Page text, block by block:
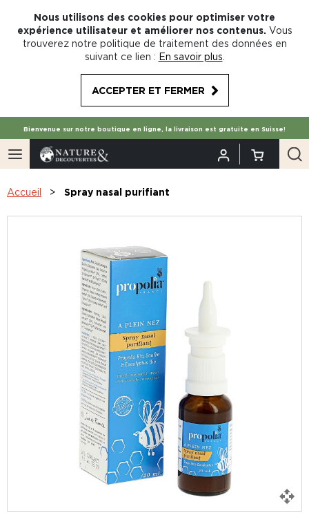
Nous utilisons des cookies pour optimiser votre
expérience utilisateur et améliorer nos contenus. Vous
trouverez notre politique de traitement des données en
suivant ce lien : En savoir plus
ACCEPTER ET FERMER
Bienvenue sur notre boutique en ligne, la livraison est gratuite en Suisse!
Accueil Spray nasal purifiant